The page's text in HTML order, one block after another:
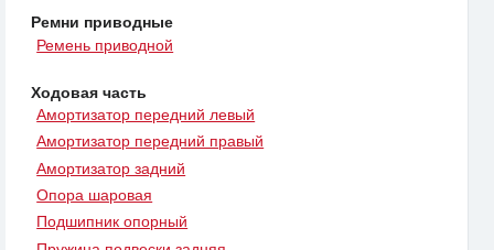
Ремни приводные
Ремень приводной
Ходовая часть
Амортизатор передний левый
Амортизатор передний правый
Амортизатор задний
Опора шаровая
Подшипник опорный